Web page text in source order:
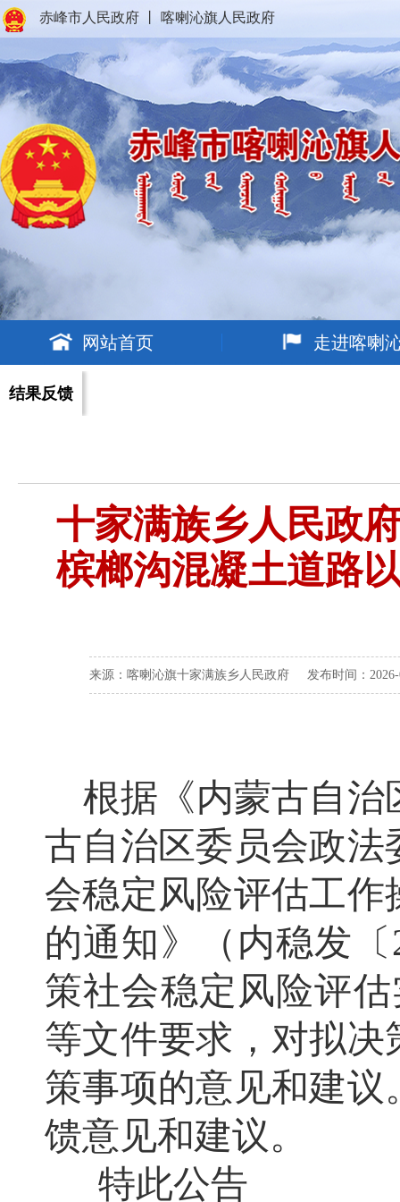
赤峰市人民政府 喀喇沁旗人民政府
网站首页 走进喀喇
结果反馈
十家满族乡人民政
槟榔沟混凝土道路
来源：喀喇沁旗十家满族乡人民政府 发布时间：
根据《内蒙古自治
古自治区委员会政
会稳定风险评估工
的通知》（内稳发
策社会稳定风险评
等文件要求，对拟
策事项的意见和建
馈意见和建议。
特此公告